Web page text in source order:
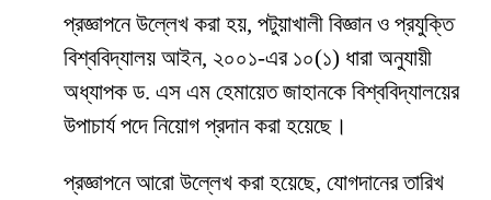
প্রজ্ঞাপনে উল্লেখ করা হয়, পটুয়াখালী বিজ্ঞান ও প্রযুক্তি
বিশ্ববিদ্যালয় আইন, ২০০১-এর ১০(১) ধারা অনুযায়ী
অধ্যাপক ড. এস এম হেমায়েত জাহানকে বিশ্ববিদ্যালয়ের
উপাচার্য পদে নিয়োগ প্রদান করা হয়েছে।
প্রজ্ঞাপনে আরো উল্লেখ করা হয়েছে, যোগদানের তারিখ